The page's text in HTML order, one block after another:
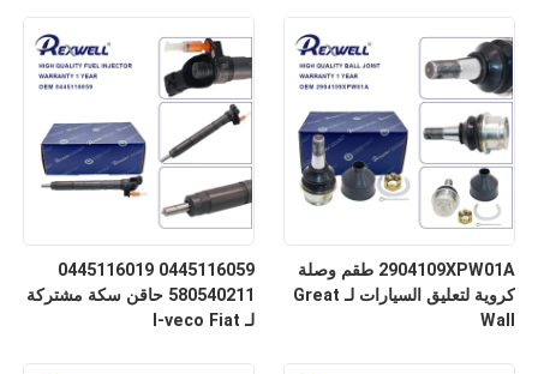
0445116059 0445116019
580540211 حاقن سكة مشتركة
لـ I-veco Fiat
2904109XPW01A طقم وصلة
كروية لتعليق السيارات لـ Great
Wall